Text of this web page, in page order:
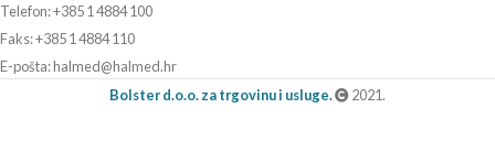
Telefon: +385 1 4884 100
Faks: +385 1 4884 110
E-pošta: halmed@halmed.hr
Bolster d.o.o. za trgovinu i usluge.
2021.